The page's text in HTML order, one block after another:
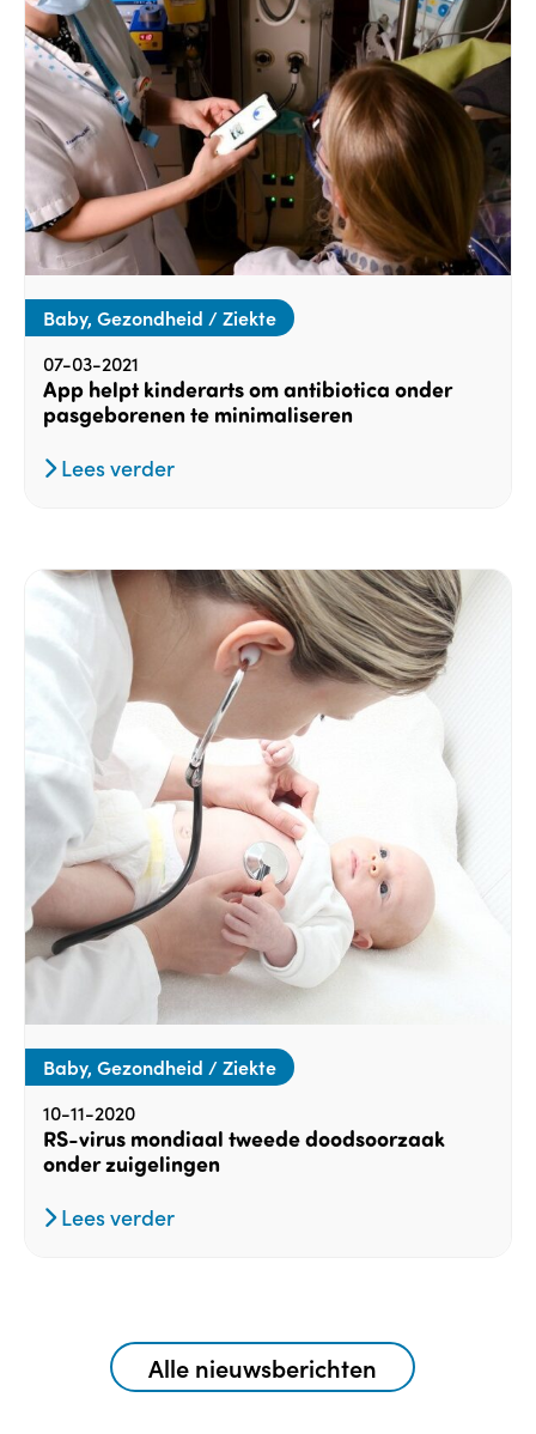
Baby, Gezondheid / Ziekte
07-03-2021
App helpt kinderarts om antibiotica onder
pasgeborenen te minimaliseren
Lees verder
Baby, Gezondheid / Ziekte
10-11-2020
RS-virus mondiaal tweede doodsoorzaak
onder zuigelingen
Lees verder
Alle nieuwsberichten